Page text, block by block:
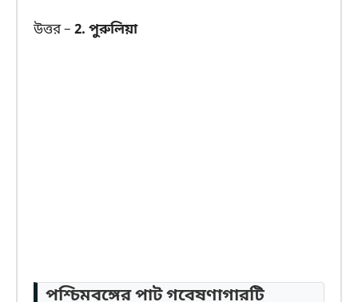
উত্তর – 2. পুরুলিয়া
পশ্চিমবঙ্গের পাট গবেষণাগারটি